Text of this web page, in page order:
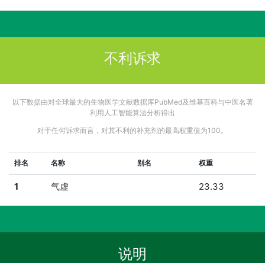
不利诉求
以下数据由对全球最大的生物医学文献数据库PubMed及维基百科与中医名著
利用人工智能算法分析得出
对于任何诉求而言，对其不利的补充剂的最高权重值为100。
排名 名称 别名 权重
1 气虚 23.33
说明